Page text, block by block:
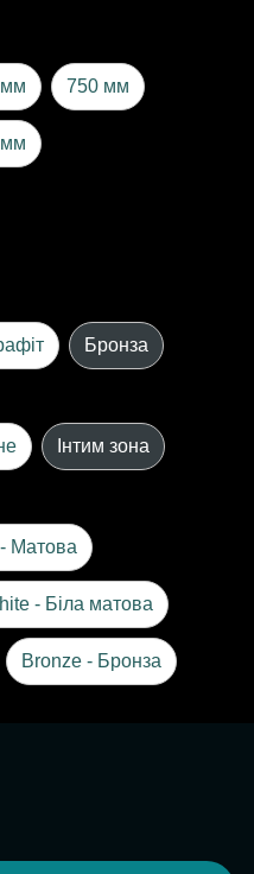
750 мм
Бронза
Інтим зона
Матова
- Біла матова
Bronze - Бронза